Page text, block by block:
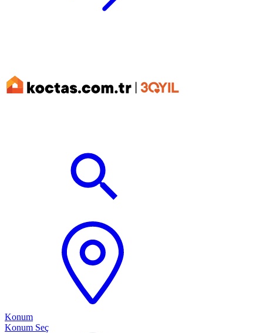
Konum
Konum Seç